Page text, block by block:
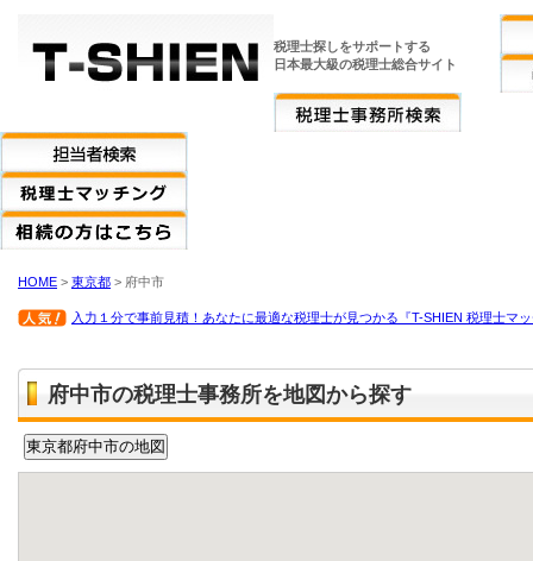
税理士探しをサポートする
日本最大級の税理士総合サイト
HOME > 東京都 > 府中市
入力１分で事前見積！あなたに最適な税理士が見つかる『T-SHIEN 税理士マ
府中市の税理士事務所を地図から探す